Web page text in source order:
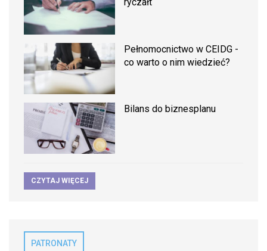
ryczałt
Pełnomocnictwo w CEIDG -
co warto o nim wiedzieć?
Bilans do biznesplanu
CZYTAJ WIĘCEJ
PATRONATY